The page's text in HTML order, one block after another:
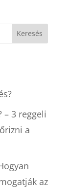
Keresés
– 3 reggeli
a
az